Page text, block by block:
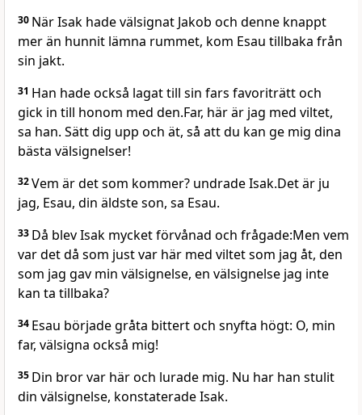
30 När Isak hade välsignat Jakob och denne knappt
mer än hunnit lämna rummet, kom Esau tillbaka från
sin jakt.
31 Han hade också lagat till sin fars favoriträtt och
gick in till honom med den.Far, här är jag med viltet,
sa han. Sätt dig upp och ät, så att du kan ge mig dina
bästa välsignelser!
32Vem är det som kommer? undrade Isak.Det är ju
jag, Esau, din äldste son, sa Esau.
33 Då blev Isak mycket förvånad och frågade:Men vem
var det då som just var här med viltet som jag åt, den
som jag gav min välsignelse, en välsignelse jag inte
kan ta tillbaka?
34 Esau började gråta bittert och snyfta högt: O, min
far, välsigna också mig!
35 Din bror var här och lurade mig. Nu har han stulit
din välsignelse, konstaterade Isak.